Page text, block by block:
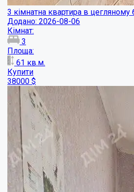
3 кімнатна квартира в цегляному
Додано: 2026-08-06
Кімнат:
3
Площа:
61 кв.м.
Купити
38000 $